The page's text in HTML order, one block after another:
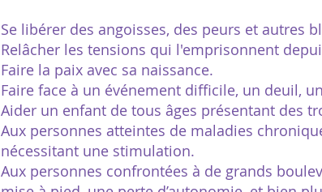
Se libérer des angoisses, des peurs et autres
Relâcher les tensions qui l'emprisonnent
Faire la paix avec sa naissance.
Faire face à un événement difficile, un deuil,
Aider un enfant de tous âges présentant des
Aux personnes atteintes de maladies
nécessitant une stimulation.
Aux personnes confrontées à de grands